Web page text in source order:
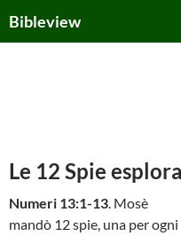
toBibleview
Le 12 Spie
Numeri 13:1-13. Mosè
mandò 12 spie, una per ogni